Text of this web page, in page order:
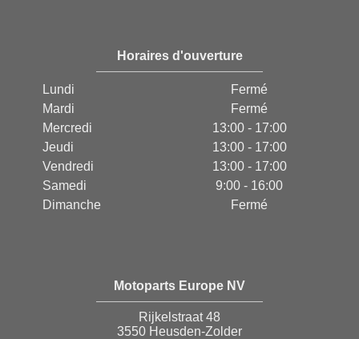
Horaires d'ouverture
Lundi
Fermé
Mardi
Fermé
Mercredi
13:00 - 17:00
Jeudi
13:00 - 17:00
Vendredi
13:00 - 17:00
Samedi
9:00 - 16:00
Dimanche
Fermé
Motoparts Europe NV
Rijkelstraat 48
3550 Heusden-Zolder